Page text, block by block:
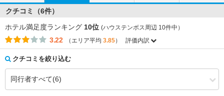
クチコミ（6件）
ホテル満足度ランキング 10位 (ハウステンボス周辺 10件中）
3.22 （エリア平均 3.85）
評価内訳
評価項目
エリア平均
このホテルの平均
アクセス
コストパフォーマンス
接客対応 3.93 4.50（+0.57）
風呂
食事・ドリンク
クチコミを絞り込む